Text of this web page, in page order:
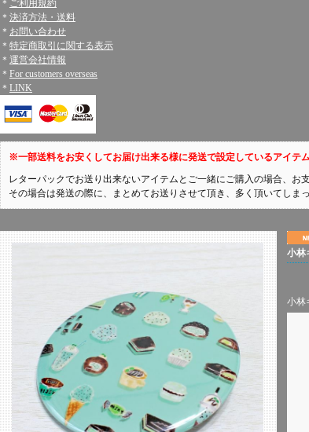
＊ ご利用規約
＊ 決済方法・送料
＊ お問い合わせ
＊ 特定商取引に関する表示
＊ 運営会社情報
＊ For customers overseas
＊ LINK
※一部送料をお安くしてお届け出来る様に発送で設定しているアイテム
レターパックでお送り出来ないアイテムとご一緒にご購入の場合、お
その場合は発送の際に、まとめてお送りさせて頂き、多く頂いてしま
小林
小林